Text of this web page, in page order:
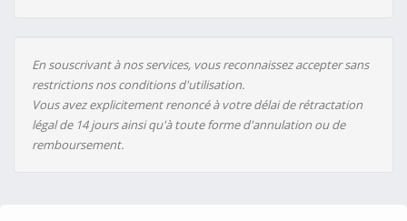
En souscrivant à nos services, vous reconnaissez accepter sans
restrictions nos conditions d'utilisation.
Vous avez explicitement renoncé à votre délai de rétractation
légal de 14 jours ainsi qu'à toute forme d'annulation ou de
remboursement.